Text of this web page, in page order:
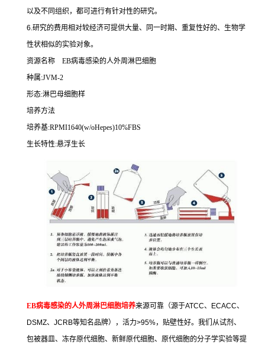
以及不同组织，都可进行有针对性的研究。
6.研究的费用相对较经济可提供大量、同一时期、重复性好的、生物学
性状相似的实验对象。
资源名称 EB病毒感染的人外周淋巴细胞
种属:JVM-2
形态:淋巴母细胞样
培养方法
培养基:RPMI1640(w/oHepes)10%FBS
生长特性:悬浮生长
EB病毒感染的人外周淋巴细胞培养来源可靠（源于ATCC、 ECACC、
DSMZ、 JCRB等知名品牌），活力>95%，贴壁性好。我们从试剂、
包被器皿、冻存原代细胞、新鲜原代细胞、原代细胞的分子学实验等提